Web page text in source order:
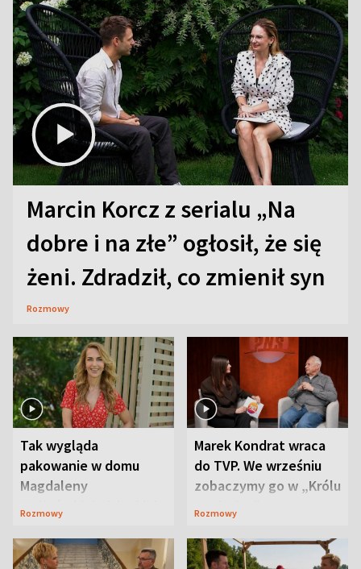
Marcin Korcz z serialu „Na
dobre i na złe” ogłosił, że się
żeni. Zdradził, co zmienił syn
Rozmowy
Tak wygląda
pakowanie w domu
Magdaleny
Waligórskiej-Lisieckiej.
Rozmowy
Marek Kondrat wraca
do TVP. We wrześniu
zobaczymy go w „Królu
Maciusiu I”
Rozmowy